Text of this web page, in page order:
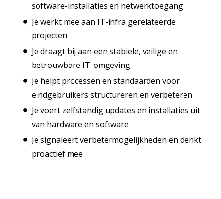
software-installaties en netwerktoegang
Je werkt mee aan IT-infra gerelateerde
projecten
Je draagt bij aan een stabiele, veilige en
betrouwbare IT-omgeving
Je helpt processen en standaarden voor
eindgebruikers structureren en verbeteren
Je voert zelfstandig updates en installaties uit
van hardware en software
Je signaleert verbetermogelijkheden en denkt
proactief mee